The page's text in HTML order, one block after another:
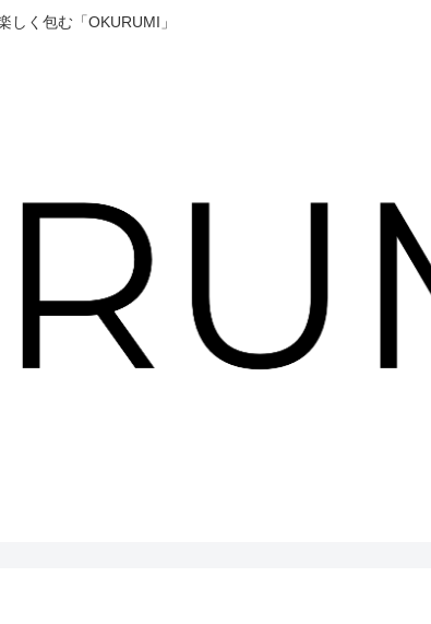
しく包む「OKURUMI」